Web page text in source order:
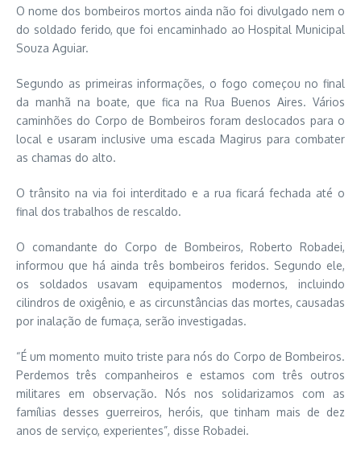
O nome dos bombeiros mortos ainda não foi divulgado nem o
do soldado ferido, que foi encaminhado ao Hospital Municipal
Souza Aguiar.
Segundo as primeiras informações, o fogo começou no final
da manhã na boate, que fica na Rua Buenos Aires. Vários
caminhões do Corpo de Bombeiros foram deslocados para o
local e usaram inclusive uma escada Magirus para combater
as chamas do alto.
O trânsito na via foi interditado e a rua ficará fechada até o
final dos trabalhos de rescaldo.
O comandante do Corpo de Bombeiros, Roberto Robadei,
informou que há ainda três bombeiros feridos. Segundo ele,
os soldados usavam equipamentos modernos, incluindo
cilindros de oxigênio, e as circunstâncias das mortes, causadas
por inalação de fumaça, serão investigadas.
“É um momento muito triste para nós do Corpo de Bombeiros.
Perdemos três companheiros e estamos com três outros
militares em observação. Nós nos solidarizamos com as
famílias desses guerreiros, heróis, que tinham mais de dez
anos de serviço, experientes”, disse Robadei.